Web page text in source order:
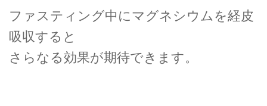
ファスティング中にマグネシウムを経皮
吸収すると
さらなる効果が期待できます。